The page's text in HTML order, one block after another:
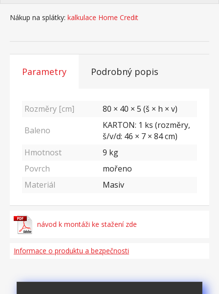
Nákup na splátky: kalkulace Home Credit
Parametry Podrobný popis
Rozměry [cm]
80 × 40 × 5 (š × h × v)
Baleno
KARTON: 1 ks (rozměry,
š/v/d: 46 × 7 × 84 cm)
Hmotnost
9 kg
Povrch
mořeno
Materiál
Masiv
návod k montáži ke stažení zde
Informace o produktu a bezpečnosti